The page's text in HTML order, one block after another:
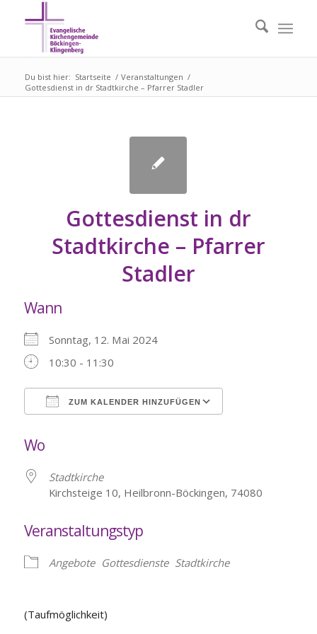
Du bist hier: Startseite / Veranstaltungen /
Gottesdienst in dr Stadtkirche – Pfarrer Stadler
Gottesdienst in dr
Stadtkirche – Pfarrer
Stadler
Wann
Sonntag, 12. Mai 2024
10:30 - 11:30
ZUM KALENDER HINZUFÜGEN
Wo
Stadtkirche
Kirchsteige 10, Heilbronn-Böckingen, 74080
Veranstaltungstyp
Angebote Gottesdienste Stadtkirche
(Taufmöglichkeit)